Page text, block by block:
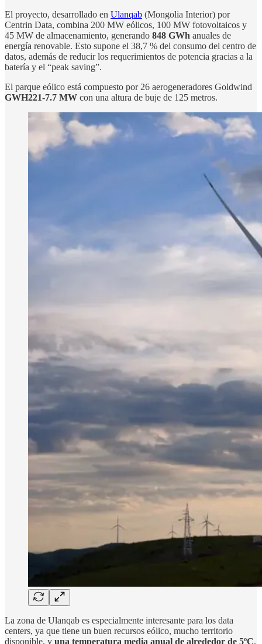
El proyecto, desarrollado en Ulanqab (Mongolia Interior) por
Centrin Data, combina 200 MW eólicos, 100 MW fotovoltaicos y
45 MW de almacenamiento, generando 848 GWh anuales de
energía renovable. Esto supone el 38,7 % del consumo del centro de
datos, además de reducir los requerimientos de potencia gracias a la
batería y el “peak saving”.
El parque eólico está compuesto por 26 aerogeneradores Goldwind
GWH221-7.7 MW con una altura de buje de 125 metros.
La zona de Ulanqab es especialmente interesante para los data
centers, ya que tiene un buen recursos eólico, mucho territorio
disponible, y una temperatura media anual de alrededor de 5ºC,